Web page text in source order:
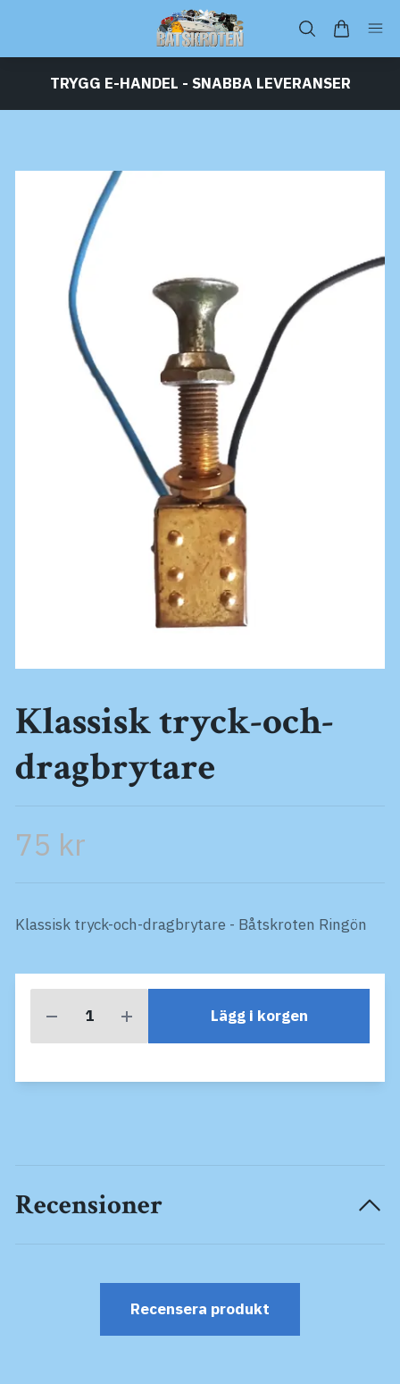
TRYGG E-HANDEL - SNABBA LEVERANSER
Klassisk tryck-och-
dragbrytare
75 kr
Klassisk tryck-och-dragbrytare - Båtskroten Ringön
Lägg i korgen
Recensioner
Recensera produkt